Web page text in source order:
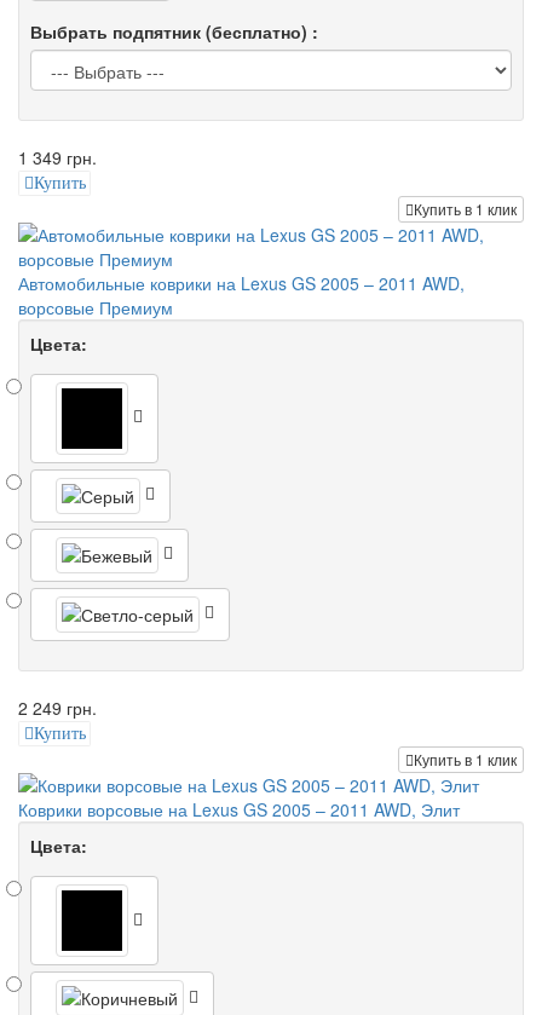
Выбрать подпятник (бесплатно) :
1 349 грн.
Купить
Купить в 1 клик
Автомобильные коврики на Lexus GS 2005 – 2011 AWD,
ворсовые Премиум
Цвета:
2 249 грн.
Купить
Купить в 1 клик
Коврики ворсовые на Lexus GS 2005 – 2011 AWD, Элит
Цвета: